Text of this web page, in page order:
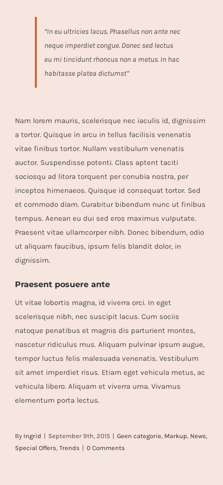
“In eu ultricies lacus. Phasellus non ante nec
neque imperdiet congue. Donec sed lectus
eu mi tincidunt rhoncus non a metus. In hac
habitasse platea dictumst”
Nam lorem mauris, scelerisque nec iaculis id, dignissim
a tortor. Quisque in arcu in tellus facilisis venenatis
vitae finibus tortor. Nullam vestibulum venenatis
auctor. Suspendisse potenti. Class aptent taciti
sociosqu ad litora torquent per conubia nostra, per
inceptos himenaeos. Quisque id consequat tortor. Sed
et commodo diam. Curabitur bibendum nunc ut finibus
tempus. Aenean eu dui sed eros maximus vulputate.
Praesent vitae ullamcorper nibh. Donec bibendum, odio
ut aliquam faucibus, ipsum felis blandit dolor, in
dignissim.
Praesent posuere ante
Ut vitae lobortis magna, id viverra orci. In eget
scelerisque nibh, nec suscipit lacus. Cum sociis
natoque penatibus et magnis dis parturient montes,
nascetur ridiculus mus. Aliquam pulvinar ipsum augue,
tempor luctus felis malesuada venenatis. Vestibulum
sit amet imperdiet risus. Etiam eget vehicula metus, ac
vehicula libero. Aliquam et viverra urna. Vivamus
elementum porta lectus.
By Ingrid | September 9th, 2015 | Geen categorie, Markup, News,
Special Offers, Trends | 0 Comments